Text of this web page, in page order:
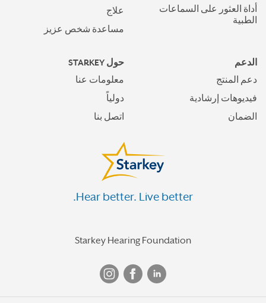
أداة العثور على السماعات
الطبية
علاج
مساعدة شخص عزيز
الدعم
دعم المنتج
فيديوهات إرشادية
الضمان
حول STARKEY
معلومات عنا
دولياً
اتصل بنا
Hear better. Live better.
Starkey Hearing Foundation